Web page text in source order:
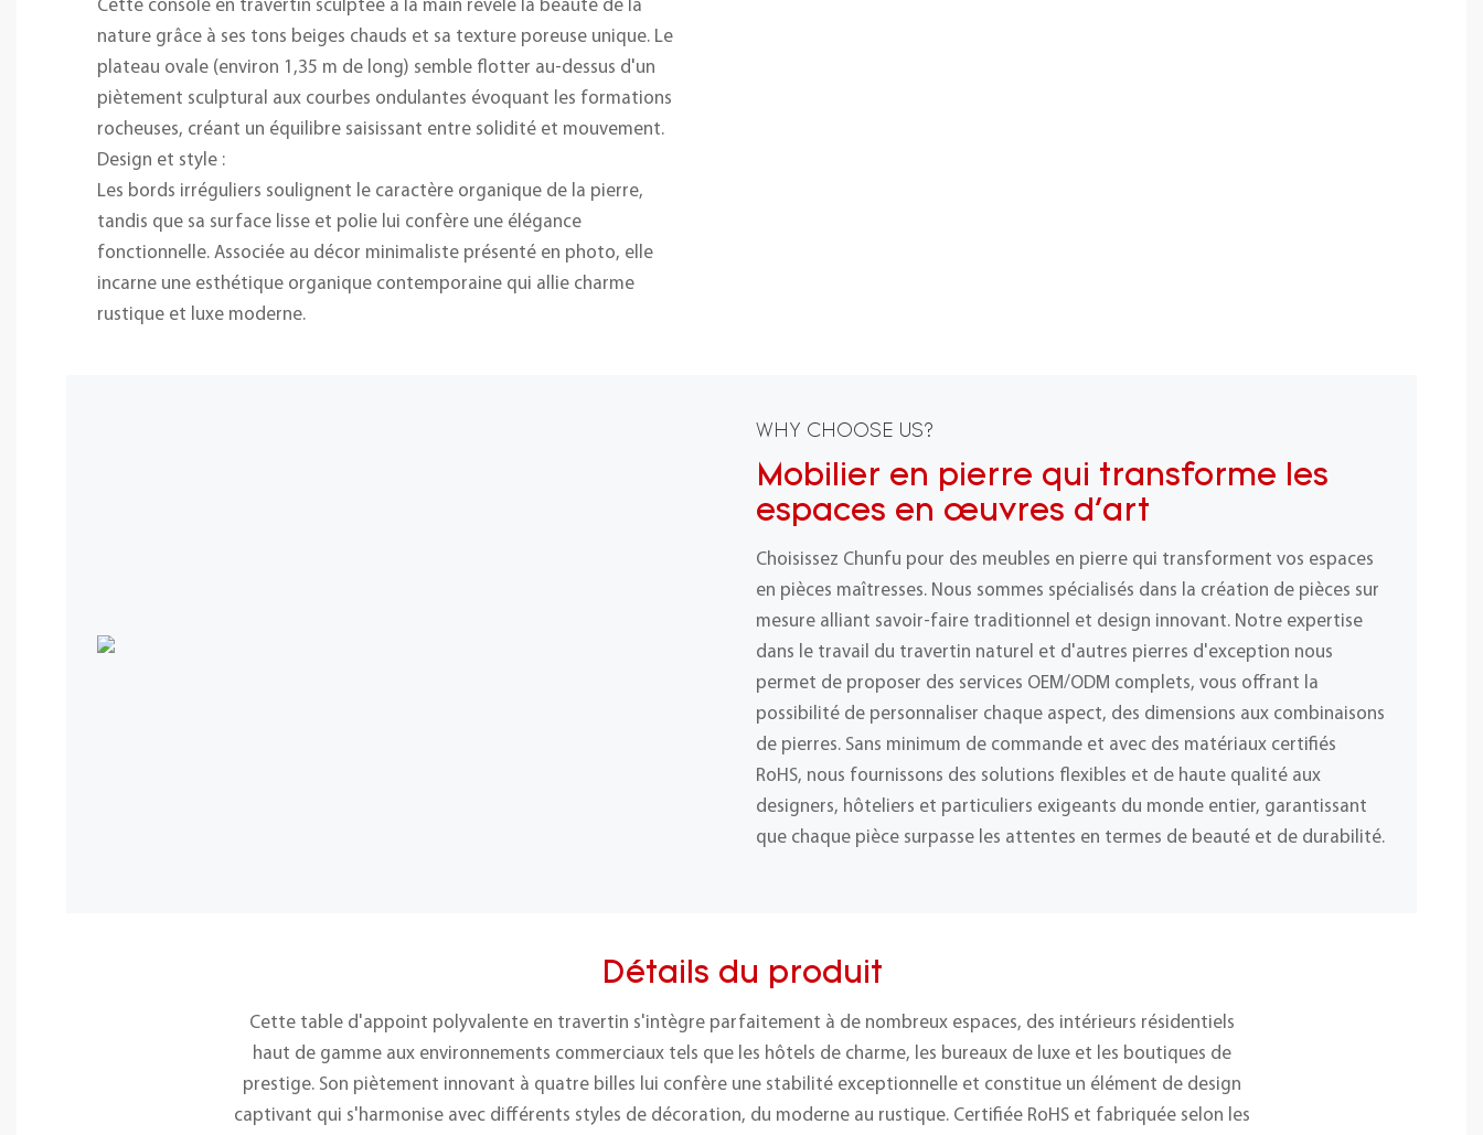
Cette console en travertin sculptée à la main révèle la beauté de la
nature grâce à ses tons beiges chauds et sa texture poreuse unique. Le
plateau ovale (environ 1,35 m de long) semble flotter au-dessus d'un
piètement sculptural aux courbes ondulantes évoquant les formations
rocheuses, créant un équilibre saisissant entre solidité et mouvement.
Design et style :
Les bords irréguliers soulignent le caractère organique de la pierre,
tandis que sa surface lisse et polie lui confère une élégance
fonctionnelle. Associée au décor minimaliste présenté en photo, elle
incarne une esthétique organique contemporaine qui allie charme
rustique et luxe moderne.
WHY CHOOSE US?
Mobilier en pierre qui transforme les
espaces en œuvres d'art
Choisissez Chunfu pour des meubles en pierre qui transforment vos espaces
en pièces maîtresses. Nous sommes spécialisés dans la création de pièces sur
mesure alliant savoir-faire traditionnel et design innovant. Notre expertise
dans le travail du travertin naturel et d'autres pierres d'exception nous
permet de proposer des services OEM/ODM complets, vous offrant la
possibilité de personnaliser chaque aspect, des dimensions aux combinaisons
de pierres. Sans minimum de commande et avec des matériaux certifiés
RoHS, nous fournissons des solutions flexibles et de haute qualité aux
designers, hôteliers et particuliers exigeants du monde entier, garantissant
que chaque pièce surpasse les attentes en termes de beauté et de durabilité.
Détails du produit
Cette table d'appoint polyvalente en travertin s'intègre parfaitement à de nombreux espaces, des intérieurs résidentiels
haut de gamme aux environnements commerciaux tels que les hôtels de charme, les bureaux de luxe et les boutiques de
prestige. Son piètement innovant à quatre billes lui confère une stabilité exceptionnelle et constitue un élément de design
captivant qui s'harmonise avec différents styles de décoration, du moderne au rustique. Certifiée RoHS et fabriquée selon les